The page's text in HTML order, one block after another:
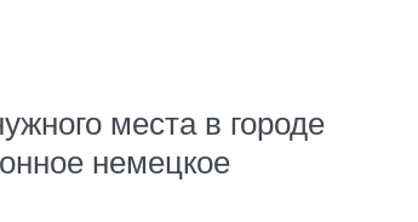
места в городе
немецкое